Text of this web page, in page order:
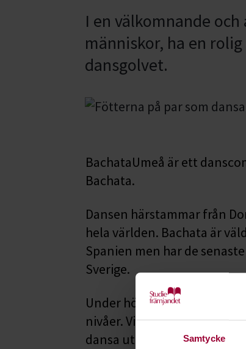
Samtycke
I en välkomnande
människor, ha en
dansgolvet.
BachataUmeå är ett
Bachata.
Dansen härstammar från
hela världen. Bachata är
Spanien men har de
Sverige.
Under höstens tisdagar på
nivåer. Vissa workshops
dansa utan partner.